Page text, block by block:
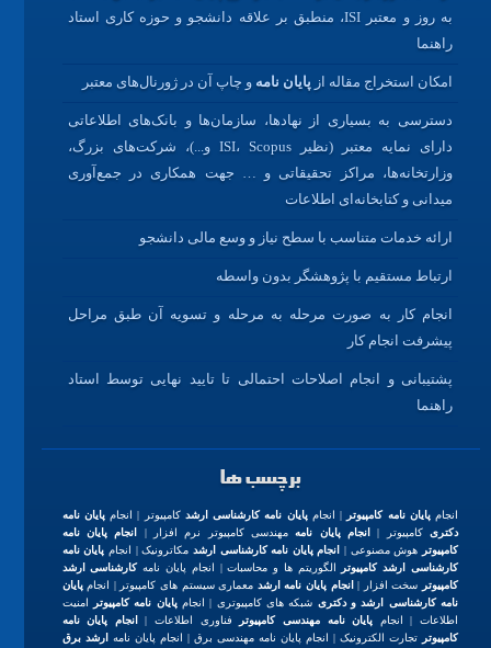
به روز و معتبر ISI، منطبق بر علاقه دانشجو و حوزه کاری استاد
راهنما
امکان استخراج مقاله از پایان نامه و چاپ آن در ژورنال‌های معتبر
دسترسی به بسیاری از نهادها، سازمان‌ها و بانک‌های اطلاعاتی
دارای نمایه معتبر (نظیر ISI، Scopus و...)، شرکت‌های بزرگ،
وزارتخانه‌ها، مراکز تحقیقاتی و … جهت همکاری در جمع‌آوری
میدانی و کتابخانه‌ای اطلاعات
ارائه خدمات متناسب با سطح نیاز و وسع مالی دانشجو
ارتباط مستقیم با پژوهشگر بدون واسطه
انجام کار به صورت مرحله به مرحله و تسویه آن طبق مراحل
پیشرفت انجام کار
پشتیبانی و انجام اصلاحات احتمالی تا تایید نهایی توسط استاد
راهنما
برچسب ها
انجامپایان نامه کامپیوتر | انجامپایان نامه کارشناسی ارشد کامپیوتر | انجامپایان نامه
دکتریکامپیوتر | انجام پایان نامهمهندسی کامپیوتر نرم افزار |
انجام پایان نامه
کامپیوتر
هوش مصنوعی | انجام پایان نامه کارشناسی ارشد مکاترونیک | انجام پایان نامه
کارشناسی ارشد کامپیوتر
الگوریتم ها و محاسبات | انجام پایان نامهکارشناسی ارشد
کامپیوتر
سخت افزار | انجام پایان نامه ارشد معماری سیستم های کامپیوتر | انجامپایان
نامه کارشناسی ارشد و دکتری شبکه های کامپیوتری | انجامپایان نامه کامپیوتر
امنیت
اطلاعات | انجام پایان نامه مهندسی کامپیوتر فناوری اطلاعات |
انجام پایان نامه
کامپیوتر
تجارت الکترونیک | انجام پایان نامه مهندسی برق | انجام پایان نامه
ارشد برق